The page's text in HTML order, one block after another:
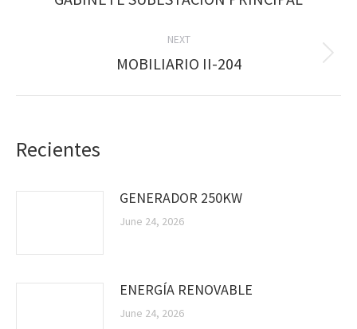
NEXT
Next
MOBILIARIO II-204
Recientes
GENERADOR 250KW
June 24, 2026
ENERGÍA RENOVABLE
June 24, 2026